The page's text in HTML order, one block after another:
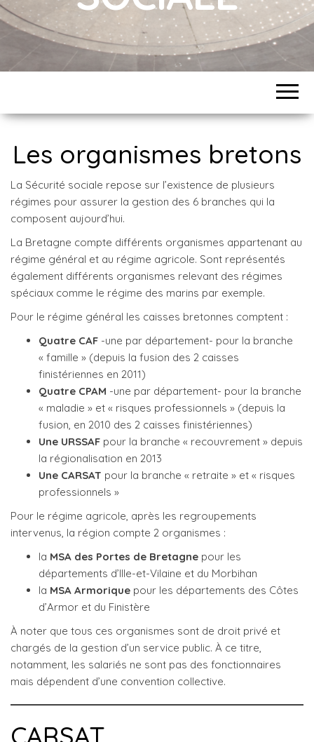
Les organismes bretons
La Sécurité sociale repose sur l’existence de plusieurs
régimes pour assurer la gestion des 6 branches qui la
composent aujourd’hui.
La Bretagne compte différents organismes appartenant au
régime général et au régime agricole. Sont représentés
également différents organismes relevant des régimes
spéciaux comme le régime des marins par exemple.
Pour le régime général les caisses bretonnes comptent :
Quatre CAF -une par département- pour la branche
« famille » (depuis la fusion des 2 caisses
finistériennes en 2011)
Quatre CPAM -une par département- pour la branche
« maladie » et « risques professionnels » (depuis la
fusion, en 2010 des 2 caisses finistériennes)
Une URSSAF pour la branche « recouvrement » depuis
la régionalisation en 2013
Une CARSAT pour la branche « retraite » et « risques
professionnels »
Pour le régime agricole, après les regroupements
intervenus, la région compte 2 organismes :
la MSA des Portes de Bretagne pour les
départements d’Ille-et-Vilaine et du Morbihan
la MSA Armorique pour les départements des Côtes
d’Armor et du Finistère
À noter que tous ces organismes sont de droit privé et
chargés de la gestion d’un service public. À ce titre,
notamment, les salariés ne sont pas des fonctionnaires
mais dépendent d’une convention collective.
CARSAT